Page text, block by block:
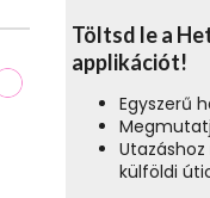
Töltsd le a
applikációt!
Egyszerű
külföldi